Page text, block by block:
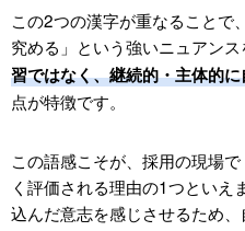
仕組み化3：環境設計と
タルの両面）
週1時間から始める年間
ーンつき）
自己研鑽
20代｜土台づくりと専門
ア領域の決定）
この2つの漢字が重なることで
究める」という強いニュアンス
習ではなく、継続的・主体的
点が特徴です。
この語感こそが、採用の現場
く評価される理由の1つといえ
込んだ意志を感じさせるため